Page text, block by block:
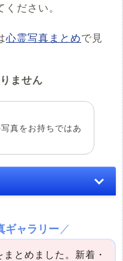
frameborder="0"
ださい。
心霊写真まとめで見
ません
真をお持ちではあ
ギャラリー
とめました。新着・